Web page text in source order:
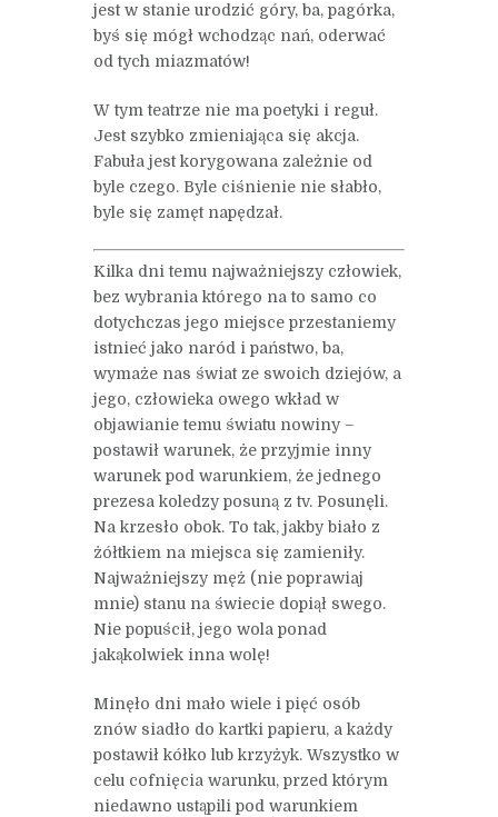
jest w stanie urodzić góry, ba, pagórka,
byś się mógł wchodząc nań, oderwać
od tych miazmatów!
W tym teatrze nie ma poetyki i reguł.
Jest szybko zmieniająca się akcja.
Fabuła jest korygowana zależnie od
byle czego. Byle ciśnienie nie słabło,
byle się zamęt napędzał.
Kilka dni temu najważniejszy człowiek,
bez wybrania którego na to samo co
dotychczas jego miejsce przestaniemy
istnieć jako naród i państwo, ba,
wymaże nas świat ze swoich dziejów, a
jego, człowieka owego wkład w
objawianie temu światu nowiny –
postawił warunek, że przyjmie inny
warunek pod warunkiem, że jednego
prezesa koledzy posuną z tv. Posunęli.
Na krzesło obok. To tak, jakby biało z
żółtkiem na miejsca się zamieniły.
Najważniejszy męż (nie poprawiaj
mnie) stanu na świecie dopiął swego.
Nie popuścił, jego wola ponad
jakąkolwiek inna wolę!
Minęło dni mało wiele i pięć osób
znów siadło do kartki papieru, a każdy
postawił kółko lub krzyżyk. Wszystko w
celu cofnięcia warunku, przed którym
niedawno ustąpili pod warunkiem